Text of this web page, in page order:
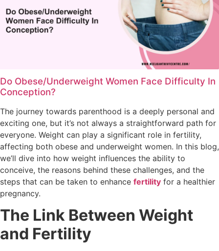
Do Obese/Underweight Women Face Difficulty In
Conception?
The journey towards parenthood is a deeply personal and
exciting one, but it’s not always a straightforward path for
everyone. Weight can play a significant role in fertility,
affecting both obese and underweight women. In this blog,
we’ll dive into how weight influences the ability to
conceive, the reasons behind these challenges, and the
steps that can be taken to enhance fertility for a healthier
pregnancy.
The Link Between Weight
and Fertility